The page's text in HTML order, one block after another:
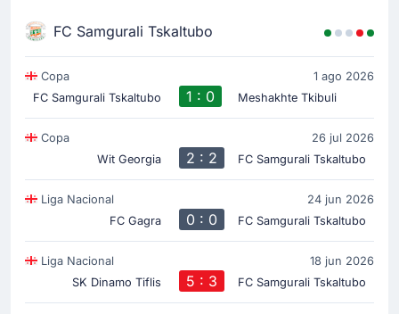
FC Samgurali Tskaltubo
Copa
1 ago 2026
FC Samgurali Tskaltubo
1 : 0 Meshakhte Tkibuli
Copa
26 jul 2026
Wit Georgia
2 : 2 FC Samgurali Tskaltubo
Liga Nacional
24 jun 2026
FC Gagra
0 : 0 FC Samgurali Tskaltubo
Liga Nacional
18 jun 2026
SK Dinamo Tiflis
5 : 3 FC Samgurali Tskaltubo